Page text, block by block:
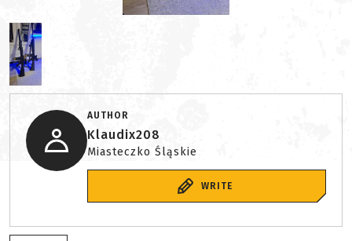
AUTHOR
Klaudix208
Miasteczko Śląskie
WRITE